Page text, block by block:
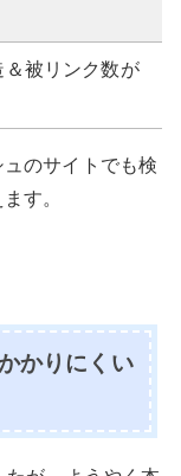
被リンク数が
のサイトでも検
す。
かりにくい